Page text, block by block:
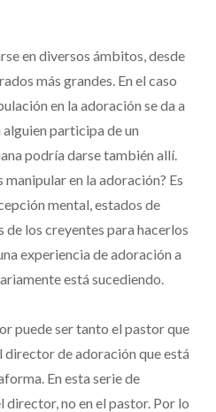
en diversos ámbitos, desde
más grandes. En el caso
en la adoración se da a
participa de un
podría darse también allí.
en la adoración? Es
mental, estados de
los creyentes para hacerlos
experiencia de adoración a
está sucediendo.
puede ser tanto el pastor que
director de adoración que está
En esta serie de
director, no en el pastor. Por lo